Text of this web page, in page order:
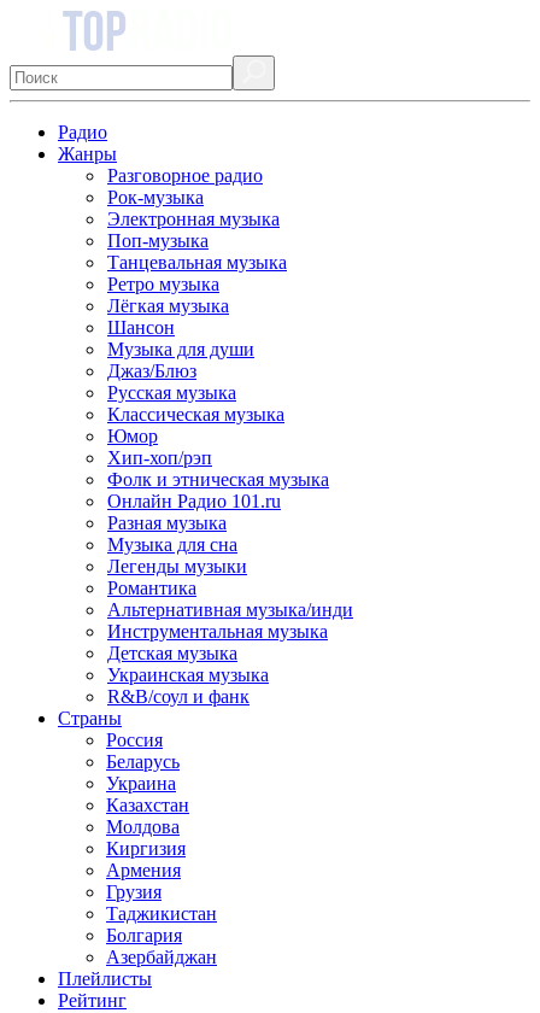
Радио
Жанры
Разговорное радио
Рок-музыка
Электронная музыка
Поп-музыка
Танцевальная музыка
Ретро музыка
Лёгкая музыка
Шансон
Музыка для души
Джаз/Блюз
Русская музыка
Классическая музыка
Юмор
Хип-хоп/рэп
Фолк и этническая музыка
Онлайн Радио 101.ru
Разная музыка
Музыка для сна
Легенды музыки
Романтика
Альтернативная музыка/инди
Инструментальная музыка
Детская музыка
Украинская музыка
R&B/cоул и фанк
Страны
Россия
Беларусь
Украина
Казахстан
Молдова
Киргизия
Армения
Грузия
Таджикистан
Болгария
Азербайджан
Плейлисты
Рейтинг